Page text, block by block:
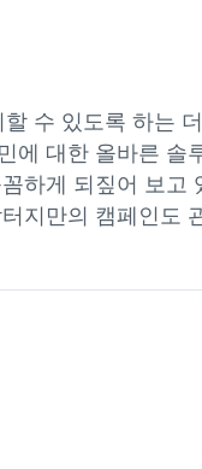
수 있도록 하는
대한 올바른 솔
하게 되짚어 보고
지만의 캠페인도